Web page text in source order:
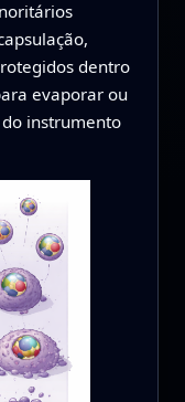
dentro
evaporar ou
instrumento